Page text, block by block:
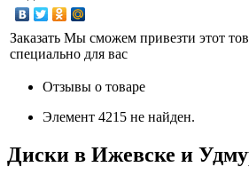
Заказать Мы сможем привезти этот
специально для вас
Отзывы о товаре
Элемент 4215 не найден.
Диски в Ижевске и